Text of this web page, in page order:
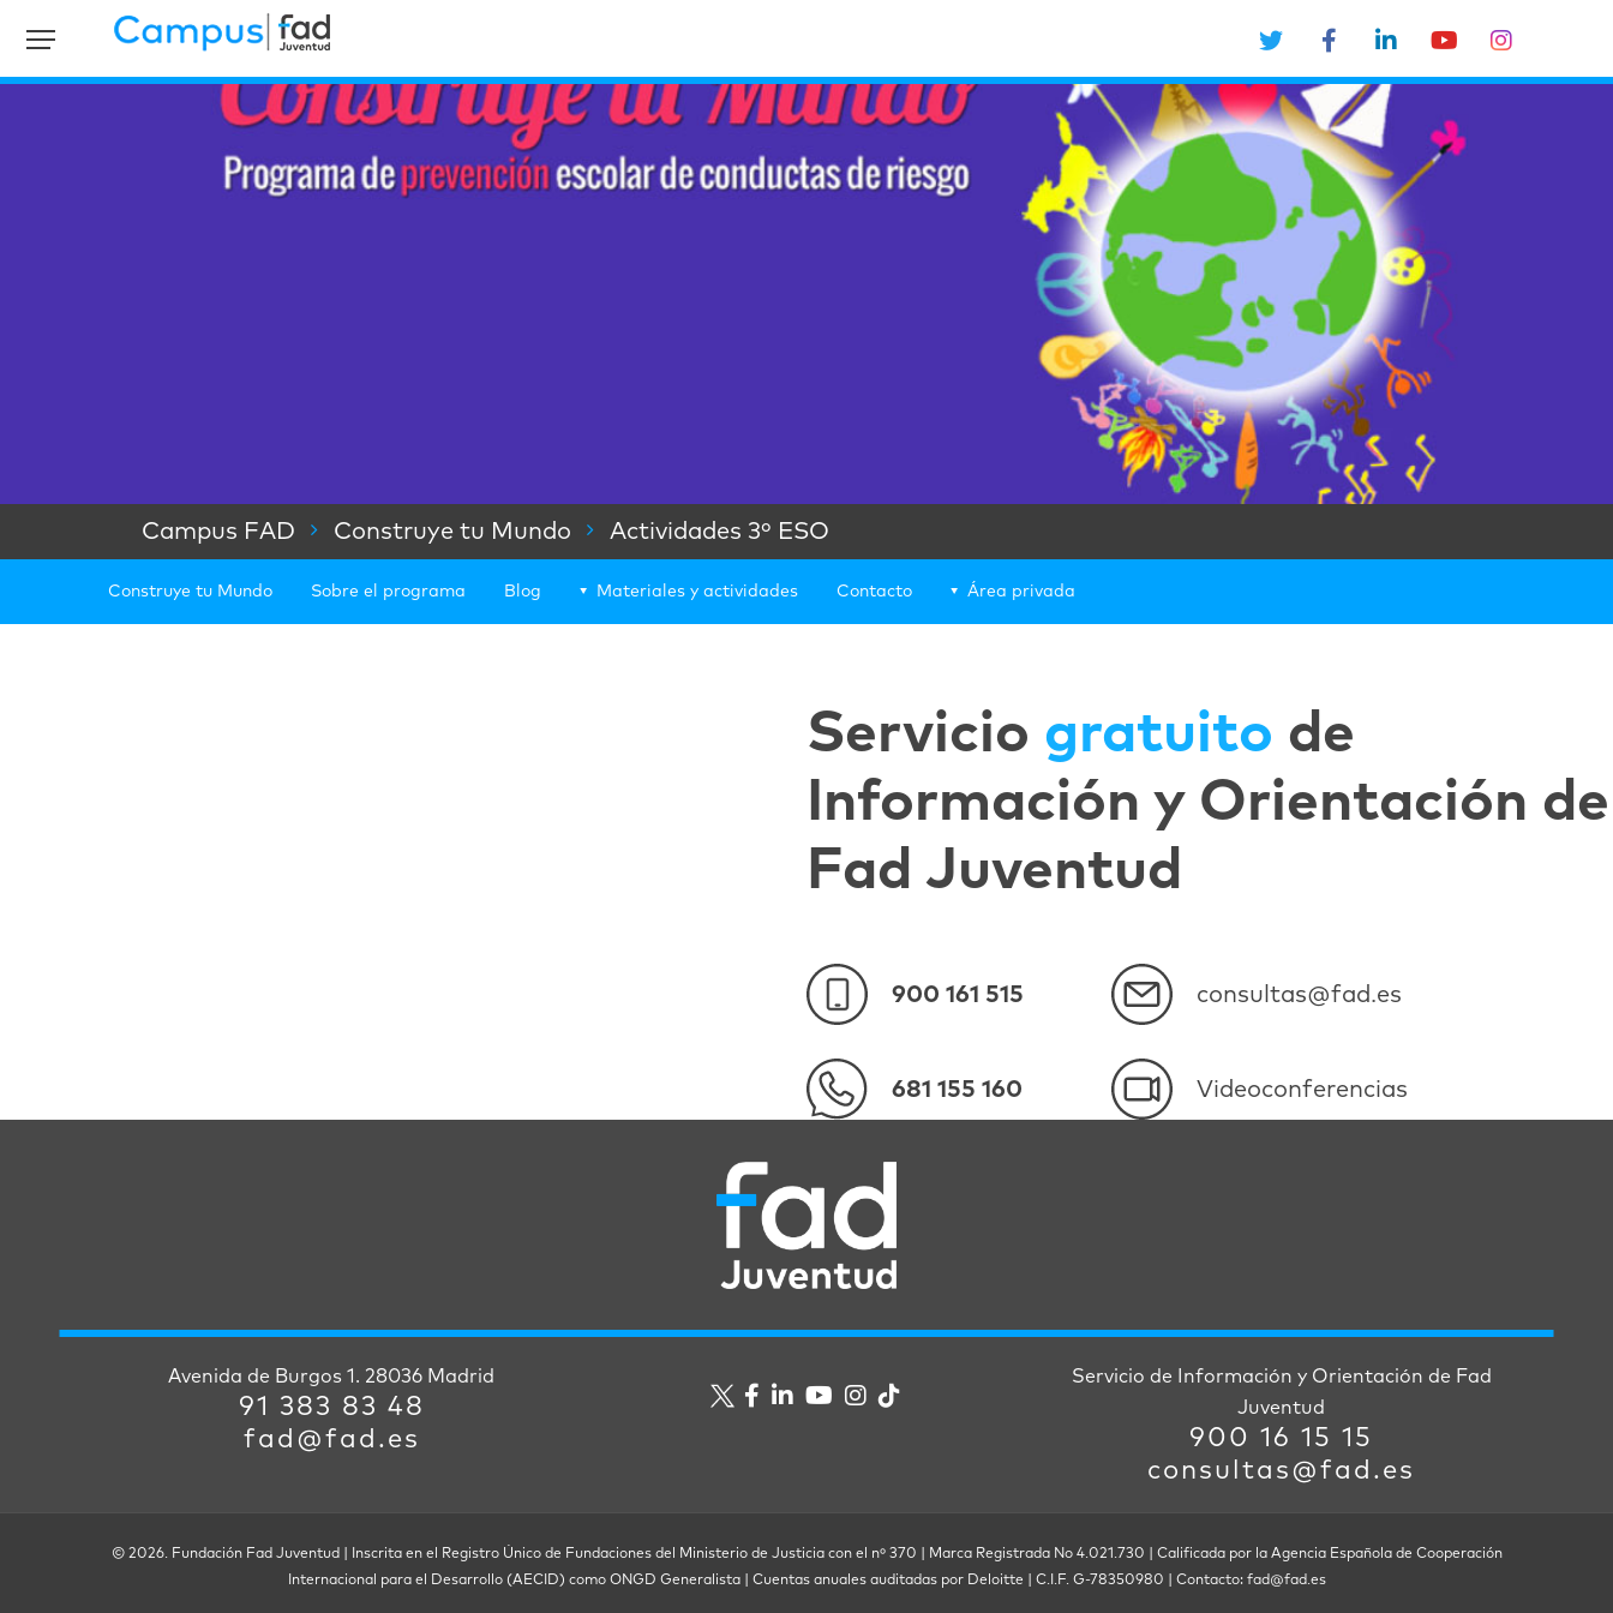
Campus FAD Construye tu Mundo Actividades 3º ESO
Construye tu Mundo Sobre el programa Blog Materiales y actividades Contacto Área privada
Servicio gratuito de
Información y Orientación de
Fad Juventud
900 161 515 consultas@fad.es
681 155 160 Videoconferencias
Avenida de Burgos 1. 28036 Madrid
91 383 83 48
fad@fad.es
Servicio de Información y Orientación de Fad
Juventud
900 16 15 15
consultas@fad.es
© 2026. Fundación Fad Juventud | Inscrita en el Registro Único de Fundaciones del Ministerio de Justicia con el nº 370 | Marca Registrada No 4.021.730 | Calificada por la Agencia Española de Cooperación
Internacional para el Desarrollo (AECID) como ONGD Generalista | Cuentas anuales auditadas por Deloitte | C.I.F. G-78350980 | Contacto: fad@fad.es